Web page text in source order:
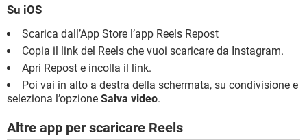
Su iOS
Scarica dall’App Store l’app Reels Repost
Copia il link del Reels che vuoi scaricare da Instagram.
Apri Repost e incolla il link.
Poi vai in alto a destra della schermata, su condivisione e
seleziona l’opzione Salva video.
Altre app per scaricare Reels